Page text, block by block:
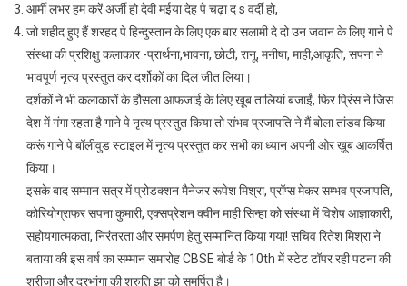
आर्मी लभर हम करें अर्जी हो देवी मईया देह पे चढ़ा द s वर्दी हो,
जो शहीद हुए हैं शरहद पे हिन्दुस्तान के लिए एक बार सलामी दे दो उन जवान के लिए गाने पे
संस्था की प्रशिक्षु कलाकार -प्रार्थना,भावना, छोटी, रानू, मनीषा, माही,आकृति, सपना ने
भावपूर्ण नृत्य प्रस्तुत कर दर्शोकों का दिल जीत लिया।
दर्शकों ने भी कलाकारों के हौसला आफजाई के लिए खूब तालियां बजाईं, फिर प्रिंस ने जिस
देश में गंगा रहता है गाने पे नृत्य प्रस्तुत किया तो संभव प्रजापति ने मैं बोला तांडव किया
करूं गाने पे बॉलीवुड स्टाइल में नृत्य प्रस्तुत कर सभी का ध्यान अपनी ओर ख़ूब आकर्षित
किया।
इसके बाद सम्मान सत्र में प्रोडक्शन मैनेजर रूपेश मिश्रा, प्रॉप्स मेकर सम्भव प्रजापति,
कोरियोग्राफर सपना कुमारी, एक्सप्रेशन क्वीन माही सिन्हा को संस्था में विशेष आज्ञाकारी,
सहोयगात्मकता, निरंतरता और समर्पण हेतु सम्मानित किया गया! सचिव रितेश मिश्रा ने
बताया की इस वर्ष का सम्मान समारोह CBSE बोर्ड के 10th में स्टेट टॉपर रही पटना की
श्रीजा और दरभांगा की श्रुति झा को समर्पित है।